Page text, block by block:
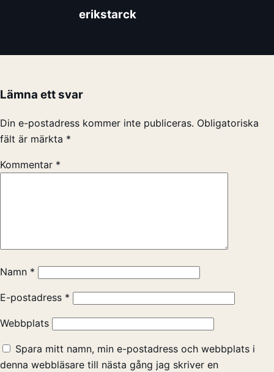
erikstarck
Lämna ett svar
Din e-postadress kommer inte publiceras. Obligatoriska
fält är märkta *
Kommentar *
Namn *
E-postadress *
Webbplats
Spara mitt namn, min e-postadress och webbplats i
denna webbläsare till nästa gång jag skriver en